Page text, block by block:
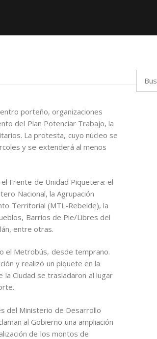
porteño, organizaciones
del Plan Potenciar Trabajo, la
La protesta, cuyo núcleo se
y se extenderá al menos
Frente de Unidad Piquetera: el
Nacional, la Agrupación
Territorial (MTL-Rebelde), la
Barrios de Pie/Libres del
entre otras.
el Metrobús, desde temprano.
y realizó un piquete en la
Ciudad se trasladaron al lugar
del Ministerio de Desarrollo
al Gobierno una ampliación
de los montos de